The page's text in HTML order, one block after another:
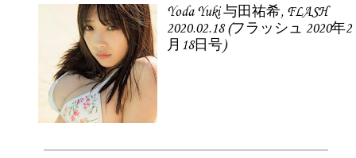
Yoda Yuki 与田祐希, FLASH
2020.02.18 (フラッシュ 2020年2
月18日号)